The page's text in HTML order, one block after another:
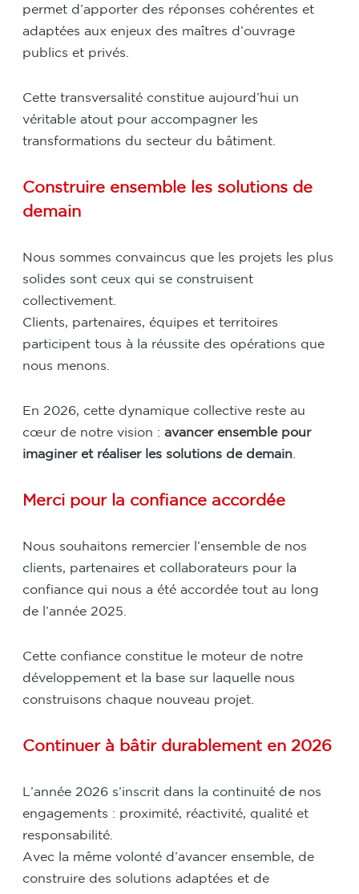
permet d’apporter des réponses cohérentes et
adaptées aux enjeux des maîtres d’ouvrage
publics et privés.
Cette transversalité constitue aujourd’hui un
véritable atout pour accompagner les
transformations du secteur du bâtiment.
Construire ensemble les solutions de
demain
Nous sommes convaincus que les projets les plus
solides sont ceux qui se construisent
collectivement.
Clients, partenaires, équipes et territoires
participent tous à la réussite des opérations que
nous menons.
En 2026, cette dynamique collective reste au
cœur de notre vision : avancer ensemble pour
imaginer et réaliser les solutions de demain.
Merci pour la confiance accordée
Nous souhaitons remercier l’ensemble de nos
clients, partenaires et collaborateurs pour la
confiance qui nous a été accordée tout au long
de l’année 2025.
Cette confiance constitue le moteur de notre
développement et la base sur laquelle nous
construisons chaque nouveau projet.
Continuer à bâtir durablement en 2026
L’année 2026 s’inscrit dans la continuité de nos
engagements : proximité, réactivité, qualité et
responsabilité.
Avec la même volonté d’avancer ensemble, de
construire des solutions adaptées et de